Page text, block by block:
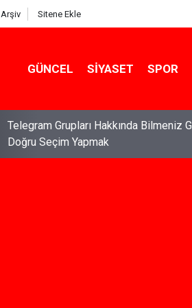
Arşiv Sitene Ekle
GÜNCEL SIYASET SPOR
İş Davaları: Haklarınızı Bilmek ve